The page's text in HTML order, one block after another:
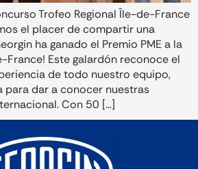
Trofeo Regional Île-de-France
el placer de compartir una
ha ganado el Premio PME a la
Este galardón reconoce el
de todo nuestro equipo,
para dar a conocer nuestras
Con 50 […]